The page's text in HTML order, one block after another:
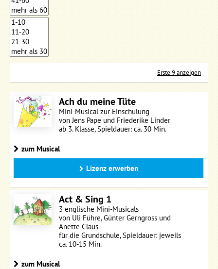
Erste 9 anzeigen
Ach du meine Tüte
Mini-Musical zur Einschulung
von Jens Pape und Friederike Linder
ab 3. Klasse, Spieldauer: ca. 30 Min.
zum Musical
Lizenz erwerben
Act & Sing 1
3 englische Mini-Musicals
von Uli Führe, Günter Gerngross und
Anette Claus
für die Grundschule, Spieldauer: jeweils
ca. 10-15 Min.
zum Musical